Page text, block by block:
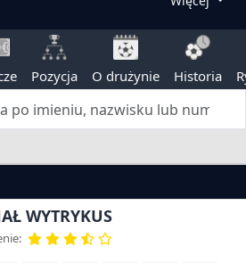
Pozycja O drużynie Historia
WYTRYKUS